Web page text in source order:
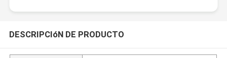
DESCRIPCIóN DE PRODUCTO